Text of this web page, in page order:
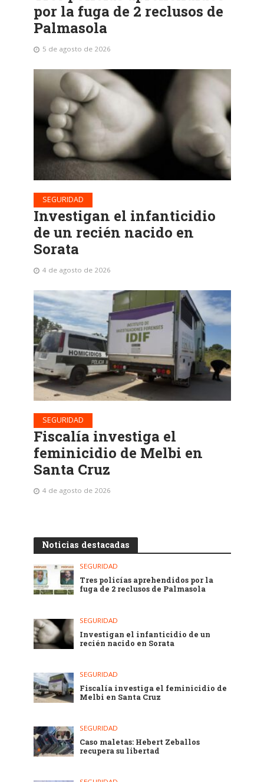
por la fuga de 2 reclusos de
Palmasola
5 de agosto de 2026
SEGURIDAD
Investigan el infanticidio
de un recién nacido en
Sorata
4 de agosto de 2026
SEGURIDAD
Fiscalía investiga el
feminicidio de Melbi en
Santa Cruz
4 de agosto de 2026
Noticias destacadas
SEGURIDAD
Tres policías aprehendidos por la
fuga de 2 reclusos de Palmasola
SEGURIDAD
Investigan el infanticidio de un
recién nacido en Sorata
SEGURIDAD
Fiscalía investiga el feminicidio de
Melbi en Santa Cruz
SEGURIDAD
Caso maletas: Hebert Zeballos
recupera su libertad